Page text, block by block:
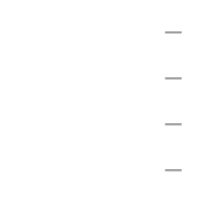
―
―
―
―